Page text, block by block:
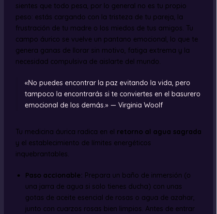
sientes que todo pesa, por lo general no es tu propio
peso: estás cargando con la tristeza de tu pareja, la
frustración de tu madre o los miedos de tus amigos. Tu
campo áurico se vuelve un pantano emocional, lo que te
genera ganas de llorar sin motivo, fatiga extrema y la
necesidad compulsiva de aislarte del mundo.
«No puedes encontrar la paz evitando la vida, pero
tampoco la encontrarás si te conviertes en el basurero
emocional de los demás.» — Virginia Woolf
Tu medicina áurica radica en el retorno al agua sagrada
y el establecimiento de límites energéticos
inquebrantables.
Paso accionable: Prepara un baño de inmersión (o
una jarra de agua si solo tienes ducha) con unas
gotas de aceite esencial de rosas o agua de azahar,
junto con cuarzos rosas bien limpios. Antes de entrar